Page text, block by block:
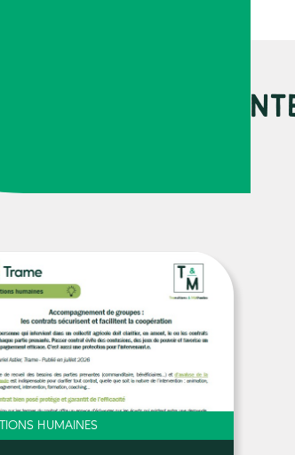
VOUS
HUMAINES